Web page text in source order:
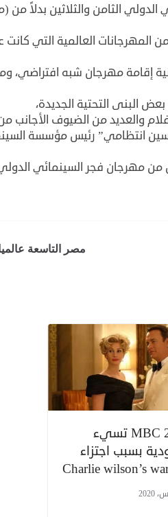
الثامن والثلاثين بدلاً
من المهرجانات العالمية التي
إقامة مهرجان شبه افتراضي،
البنى التحتية الجديدة،
والعديد من الضيوف الأجانب
انتظامي” رئيس مؤسسة
من مهرجان فجر السينمائي
مصر التاسعة
قناة MBC 2 تسيء
بسبب اجتزاء